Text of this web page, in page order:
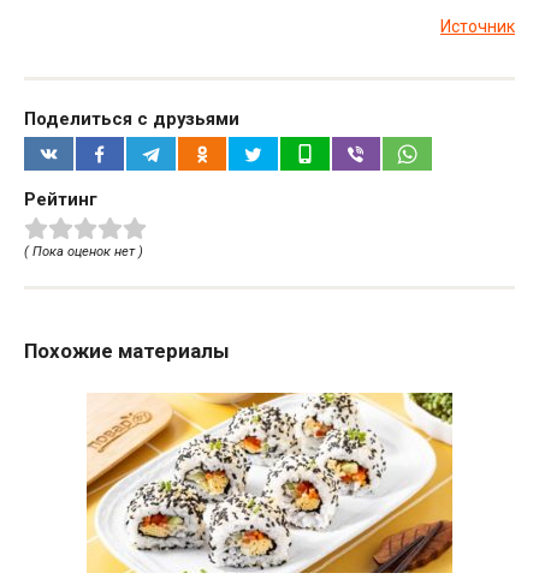
Источник
Поделиться с друзьями
Рейтинг
( Пока оценок нет )
Похожие материалы